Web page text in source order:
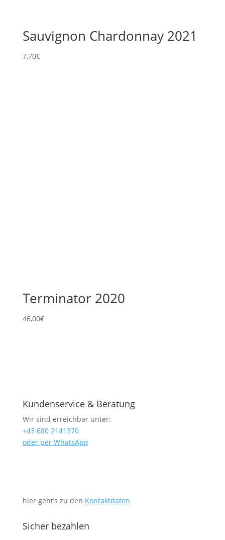
Sauvignon Chardonnay 2021
7,70€
Terminator 2020
46,00€
Kundenservice & Beratung
Wir sind erreichbar unter:
+43 680 2141370
oder per WhatsApp
hier geht’s zu den Kontaktdaten
Sicher bezahlen